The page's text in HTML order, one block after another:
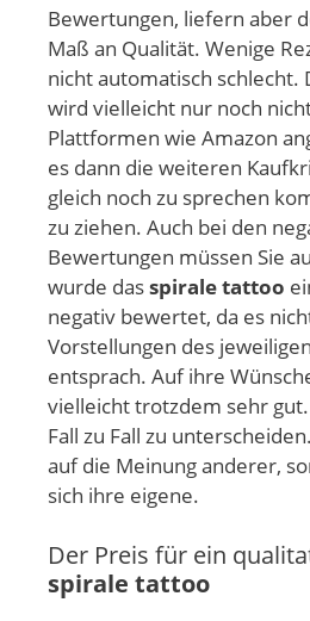
Bewertungen, liefern aber
Maß an Qualität. Wenige
nicht automatisch schlecht.
wird vielleicht nur noch
Plattformen wie Amazon
es dann die weiteren
gleich noch zu sprechen
zu ziehen. Auch bei den
Bewertungen müssen Sie
wurde dasspirale tattoo
negativ bewertet, da es
Vorstellungen des
entsprach. Auf ihre
vielleicht trotzdem sehr
Fall zu Fall zu
auf die Meinung anderer,
sich ihre eigene.
Der Preis für ein
spirale tattoo